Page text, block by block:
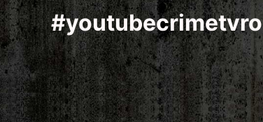
#youtubecrimetvro